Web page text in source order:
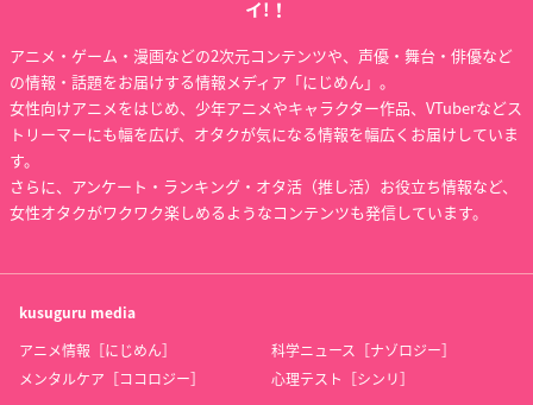
イ!！
アニメ・ゲーム・漫画などの2次元コンテンツや、声優・舞台・俳優など
の情報・話題をお届けする情報メディア「にじめん」。
女性向けアニメをはじめ、少年アニメやキャラクター作品、VTuberなどス
トリーマーにも幅を広げ、オタクが気になる情報を幅広くお届けしていま
す。
さらに、アンケート・ランキング・オタ活（推し活）お役立ち情報など、
女性オタクがワクワク楽しめるようなコンテンツも発信しています。
kusuguru media
アニメ情報［にじめん］
科学ニュース［ナゾロジー］
メンタルケア［ココロジー］
心理テスト［シンリ］